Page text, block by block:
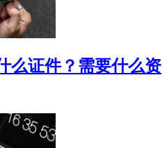
么证件？需要什么资